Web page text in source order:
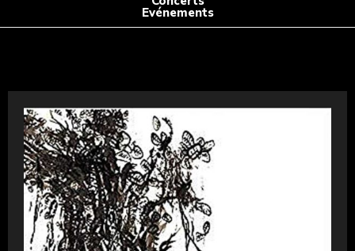
Evénements